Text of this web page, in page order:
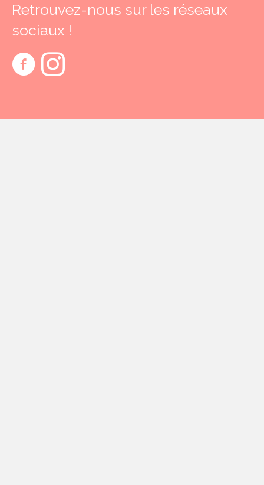
Retrouvez-nous sur les réseaux
sociaux !